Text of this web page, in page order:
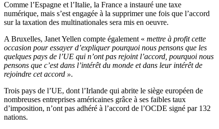
Comme l’Espagne et l’Italie, la France a instauré une taxe
numérique, mais s’est engagée à la supprimer une fois que l’accord
sur la taxation des multinationales sera mis en oeuvre.
A Bruxelles, Janet Yellen compte également « mettre à profit cette
occasion pour essayer d’expliquer pourquoi nous pensons que les
quelques pays de l’UE qui n’ont pas rejoint l’accord, pourquoi nous
pensons que c’est dans l’intérêt du monde et dans leur intérêt de
rejoindre cet accord ».
Trois pays de l’UE, dont l’Irlande qui abrite le siège européen de
nombreuses entreprises américaines grâce à ses faibles taux
d’imposition, n’ont pas adhéré à l’accord de l’OCDE signé par 132
nations.